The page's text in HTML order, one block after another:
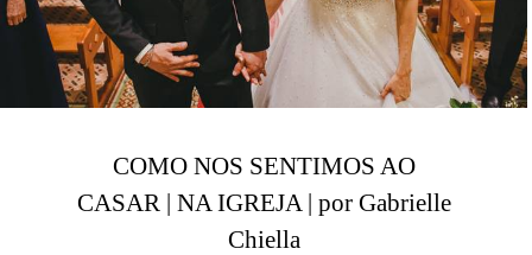
COMO NOS SENTIMOS AO
CASAR | NA IGREJA | por Gabrielle
Chiella